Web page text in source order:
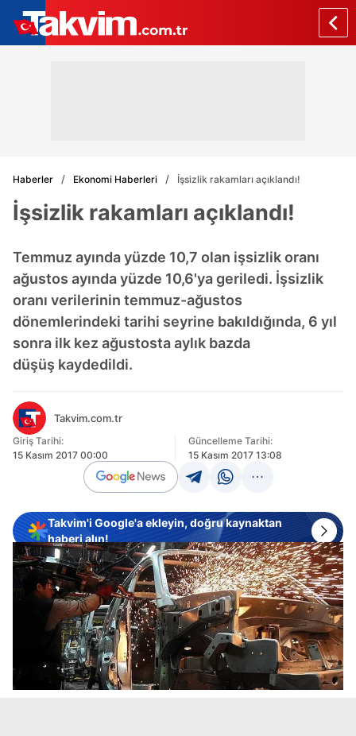
Haberler Ekonomi Haberleri İşsizlik rakamları açıklandı!
İşsizlik rakamları açıklandı!
Temmuz ayında yüzde 10,7 olan işsizlik oranı
ağustos ayında yüzde 10,6'ya geriledi. İşsizlik
oranı verilerinin temmuz-ağustos
dönemlerindeki tarihi seyrine bakıldığında, 6 yıl
sonra ilk kez ağustosta aylık bazda
düşüş kaydedildi.
Takvim.com.tr
Giriş Tarihi:
15 Kasım 2017 00:00
Güncelleme Tarihi:
15 Kasım 2017 13:08
Takvim'i Google'a ekleyin, doğru kaynaktan
haberi alın!